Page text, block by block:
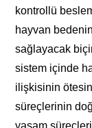
kontrollü
hayvan
sağlayacak
sistem içinde
ilişkisinin
süreçlerinin
yaşam